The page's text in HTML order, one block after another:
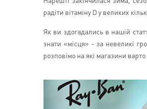
радіти вітаміну D у великих
Як ви здогадались в нашій
знати «місця» - за невеликі
розповімо на які магазини